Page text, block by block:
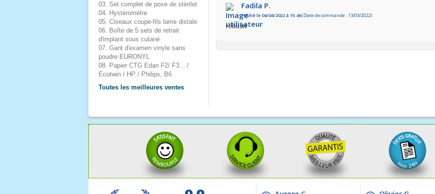
03. Set complet de pose de stérilet
04. Hystéromètre
05. Ciseaux coupe-fils lame distale
06. Boîte de 5 sets de retrait
d'implant sous cutané
07. Gant d'examen vinyle sans
poudre EURONYL
08. Papier CTG Edan F2/ F3... /
Ecotwin / HP / Philips, B6
Toutes les meilleures ventes
Fadila P.
Publié le 04/04/2022 à 15:46(Date de commande : 13/03/2022)
robuste